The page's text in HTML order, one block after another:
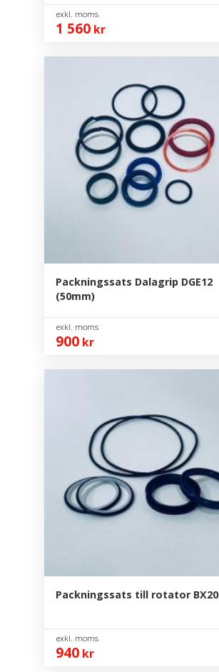
1 560 kr
Packningssats Dalagrip DGE12
(50mm)
900 kr
Packningssats till rotator BX20
940 kr